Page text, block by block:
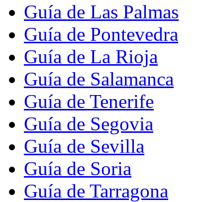
Guía de Las Palmas
Guía de Pontevedra
Guía de La Rioja
Guía de Salamanca
Guía de Tenerife
Guía de Segovia
Guía de Sevilla
Guía de Soria
Guía de Tarragona